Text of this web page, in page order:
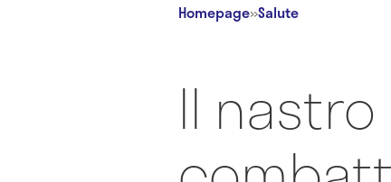
Homepage»Salute
Il